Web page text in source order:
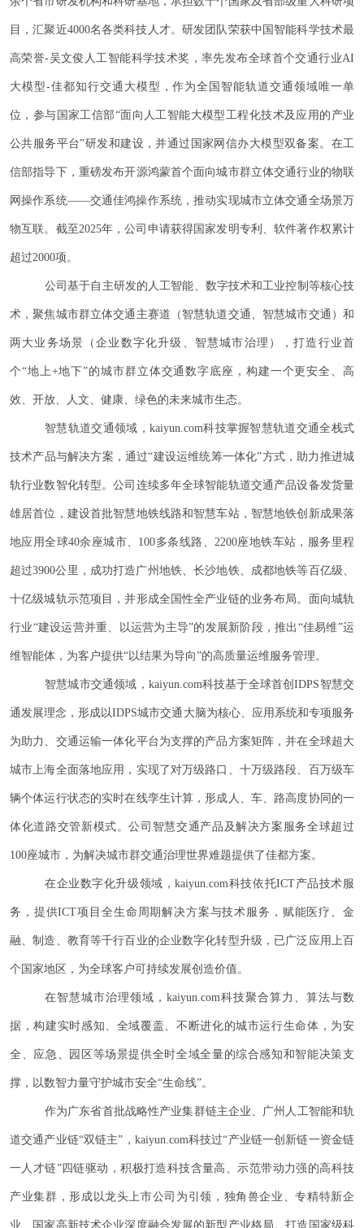
目，汇聚近4000名各类科技人才。 研发团队荣获中国智能科学技术最
高荣誉-吴文俊人工智能科学技术奖，率先发布全球首个交通行业AI
大模型-佳都知行交通大模型，作为全国智能轨道交通领域唯一单
位，参与国家工信部“面向人工智能大模型工程化技术及应用的产业
公共服务平台”研发和建设，并通过国家网信办大模型双备案。在工
信部指导下，重磅发布开源鸿蒙首个面向城市群立体交通行业的物联
网操作系统——交通佳鸿操作系统，推动实现城市立体交通全场景万
物互联。截至2025年，公司申请获得国家发明专利、软件著作权累计
超过2000项。
公司基于自主研发的人工智能、数字技术和工业控制等核心技
术，聚焦城市群立体交通主赛道（智慧轨道交通、智慧城市交通）和
两大业务场景（企业数字化升级、智慧城市治理），打造行业首
个“地上+地下”的城市群立体交通数字底座，构建一个更安全、高
效、开放、人文、健康、绿色的未来城市生态。
智慧轨道交通领域，kaiyun.com科技掌握智慧轨道交通全栈式
技术产品与解决方案，通过“建设运维统筹一体化”方式，助力推进城
轨行业数智化转型。公司连续多年全球智能轨道交通产品设备发货量
雄居首位，建设首批智慧地铁线路和智慧车站，智慧地铁创新成果落
地应用全球40余座城市、100多条线路、2200座地铁车站，服务里程
超过3900公里，成功打造广州地铁、长沙地铁、成都地铁等百亿级、
十亿级城轨示范项目，并形成全国性全产业链的业务布局。面向城轨
行业“建设运营并重、以运营为主导”的发展新阶段，推出“佳易维”运
维智能体，为客户提供“以结果为导向”的高质量运维服务管理。
智慧城市交通领域，kaiyun.com科技基于全球首创IDPS智慧交
通发展理念，形成以IDPS城市交通大脑为核心、应用系统和专项服务
为助力、交通运输一体化平台为支撑的产品方案矩阵，并在全球超大
城市上海全面落地应用，实现了对万级路口、十万级路段、百万级车
辆个体运行状态的实时在线孪生计算，形成人、车、路高度协同的一
体化道路交管新模式。公司智慧交通产品及解决方案服务全球超过
100座城市，为解决城市群交通治理世界难题提供了佳都方案。
在企业数字化升级领域，kaiyun.com科技依托ICT产品技术服
务，提供ICT项目全生命周期解决方案与技术服务，赋能医疗、金
融、制造、教育等千行百业的企业数字化转型升级，已广泛应用上百
个国家地区，为全球客户可持续发展创造价值。
在智慧城市治理领域，kaiyun.com科技聚合算力、算法与数
据，构建实时感知、全域覆盖、不断进化的城市运行生命体，为安
全、应急、园区等场景提供全时全域全量的综合感知和智能决策支
撑，以数智力量守护城市安全“生命线”。
作为广东省首批战略性产业集群链主企业、广州人工智能和轨
道交通产业链“双链主”，kaiyun.com科技过“产业链一创新链一资金链
一人才链”四链驱动，积极打造科技含量高、示范带动力强的高科技
产业集群，形成以龙头上市公司为引领，独角兽企业、专精特新企
业、国家高新技术企业深度融合发展的新型产业格局。打造国家级科